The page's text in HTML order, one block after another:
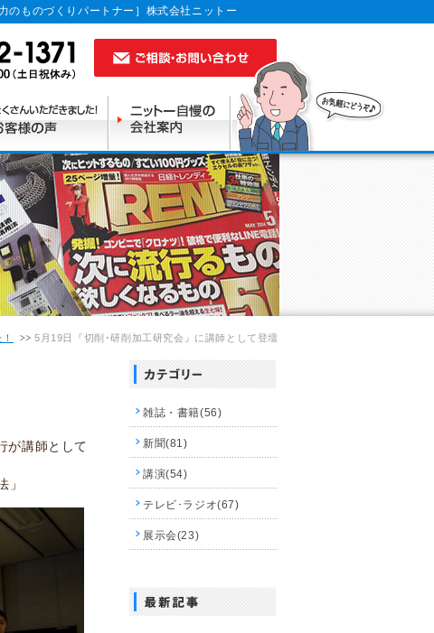
のものづくりパートナー］株式会社ニットー
5月19日『切削･研削加工研究会』に講師として登壇
が講師として
」
雑誌・書籍(56)
新聞(81)
講演(54)
テレビ･ラジオ(67)
展示会(23)